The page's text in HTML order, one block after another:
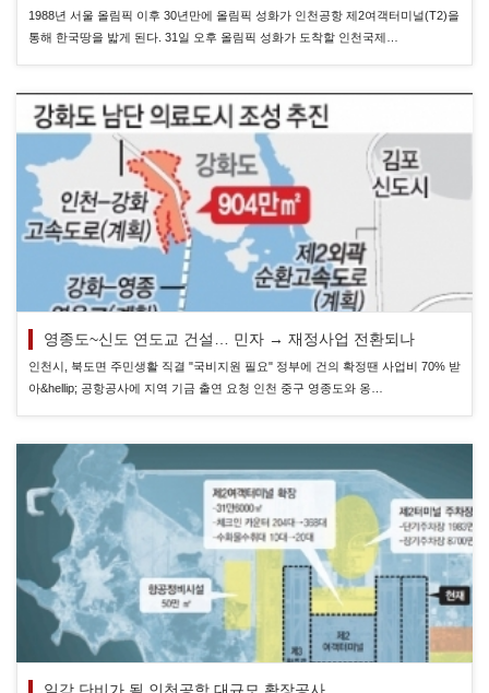
1988년 서울 올림픽 이후 30년만에 올림픽 성화가 인천공항 제2여객터미널(T2)을
통해 한국땅을 밟게 된다. 31일 오후 올림픽 성화가 도착할 인천국제…
영종도~신도 연도교 건설… 민자 → 재정사업 전환되나
인천시, 북도면 주민생활 직결 "국비지원 필요" 정부에 건의 확정땐 사업비 70% 받
아&hellip; 공항공사에 지역 기금 출연 요청 인천 중구 영종도와 옹…